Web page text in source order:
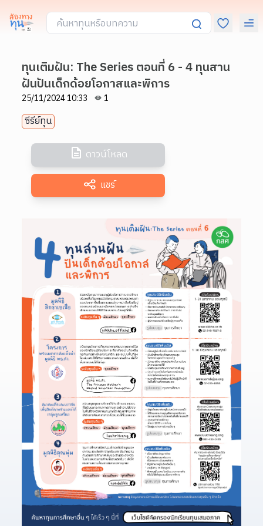
ทุนเติมฝัน: The Series ตอนที่ 6 - 4 ทุนสาน
ฝันปันเด็กด้อยโอกาสและพิการ
25/11/2024 10:33 1
ซีรีย์ทุน
ดาวน์โหลด
แชร์